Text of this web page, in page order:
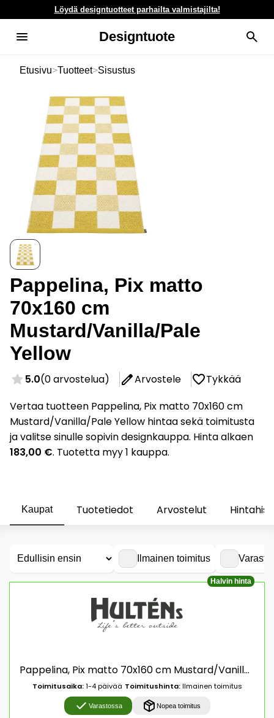
Löydä designtuotteet parhailta valmistajilta!
Designtuote
Etusivu>Tuotteet>Sisustus
Pappelina, Pix matto
70x160 cm
Mustard/Vanilla/Pale
Yellow
5.0(0 arvostelua) Arvostele
Tykkää
Vertaa tuotteen Pappelina, Pix matto 70x160 cm
Mustard/Vanilla/Pale Yellow hintaa sekä toimitusta
ja valitse sinulle sopivin designkauppa. Hinta alkaen
183,00 €. Tuotetta myy 1 kauppa.
Kaupat Tuotetiedot Arvostelut
Ilmainen toimitus
Halvin hinta
Pappelina, Pix matto 70x160 cm Mustard/Vanilla/Pale Yellow
Toimitusaika:1-4 päivää Toimitushinta:Ilmainen toimitus
Varastossa Nopea toimitus